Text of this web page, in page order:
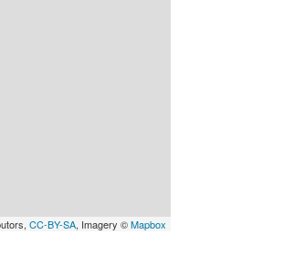
CC-BY-SA, Imagery ©Mapbox